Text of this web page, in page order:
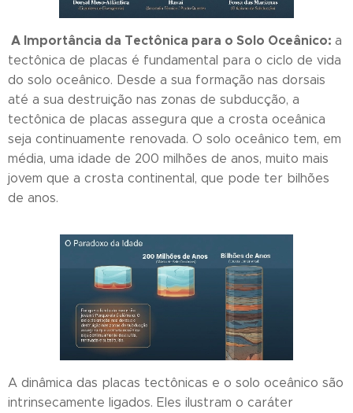
A Importância da Tectônica para o Solo Oceânico: a
tectônica de placas é fundamental para o ciclo de vida
do solo oceânico. Desde a sua formação nas dorsais
até a sua destruição nas zonas de subducção, a
tectônica de placas assegura que a crosta oceânica
seja continuamente renovada. O solo oceânico tem, em
média, uma idade de 200 milhões de anos, muito mais
jovem que a crosta continental, que pode ter bilhões
de anos.
A dinâmica das placas tectônicas e o solo oceânico são
intrinsecamente ligados. Eles ilustram o caráter